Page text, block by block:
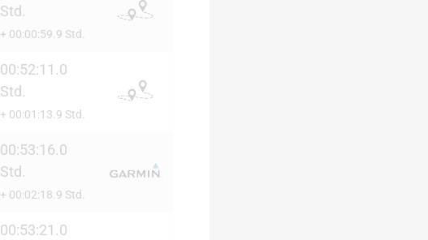
Std.
+ 00:00:59.9 Std.
00:52:11.0
Std.
+ 00:01:13.9 Std.
00:53:16.0
Std.
+ 00:02:18.9 Std.
00:53:21.0